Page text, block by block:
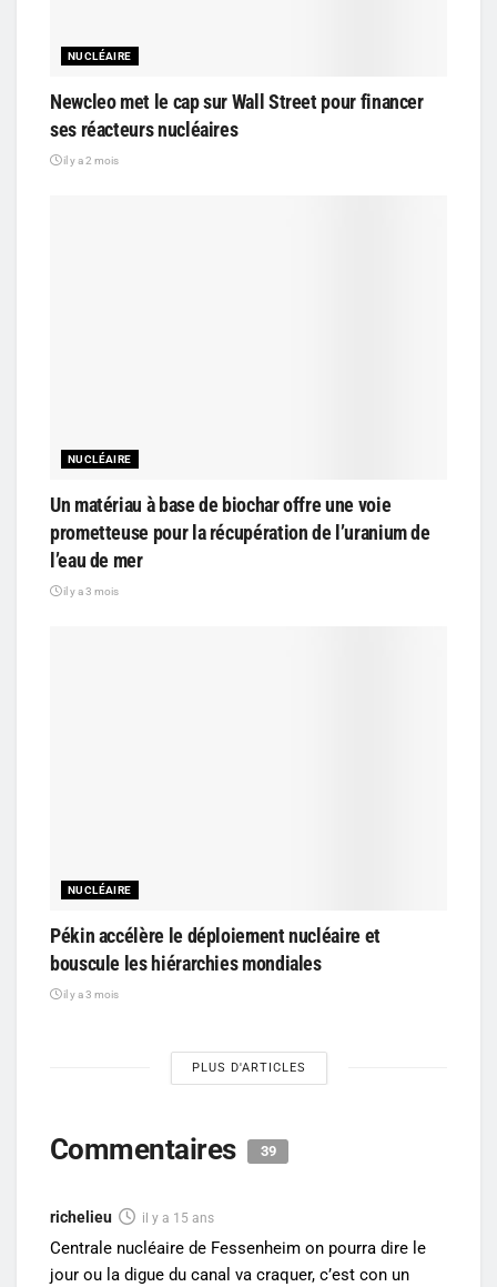
NUCLÉAIRE
Newcleo met le cap sur Wall Street pour financer
ses réacteurs nucléaires
il y a 2 mois
NUCLÉAIRE
Un matériau à base de biochar offre une voie
prometteuse pour la récupération de l’uranium de
l’eau de mer
il y a 3 mois
NUCLÉAIRE
Pékin accélère le déploiement nucléaire et
bouscule les hiérarchies mondiales
il y a 3 mois
PLUS D'ARTICLES
Commentaires 39
richelieu il y a 15 ans
Centrale nucléaire de Fessenheim on pourra dire le
jour ou la digue du canal va craquer, c’est con un